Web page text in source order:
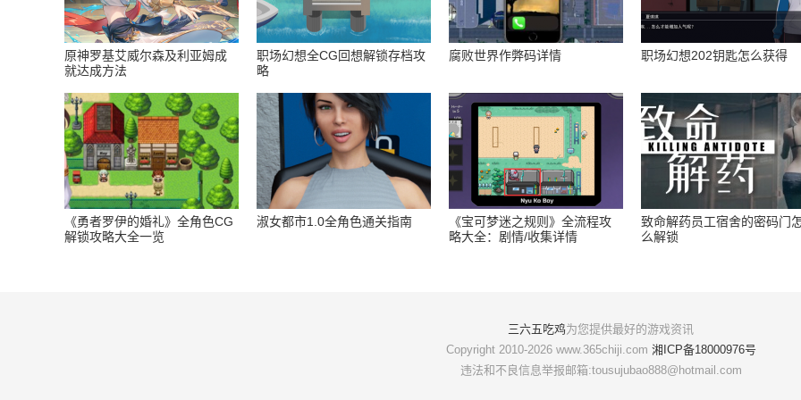
原神罗基艾威尔森及利亚姆成
就达成方法
职场幻想全CG回想解锁存档攻
略
腐败世界作弊码详情 职场幻想202钥匙怎么获得
《勇者罗伊的婚礼》全角色CG
解锁攻略大全一览
淑女都市1.0全角色通关指南
《宝可梦迷之规则》全流程攻
略大全：剧情/收集详情
致命解药员工宿舍的密码门
么解锁
三六五吃鸡为您提供最好的游戏资讯
Copyright 2010-2026 www.365chiji.com 湘ICP备18000976号
违法和不良信息举报邮箱:tousujubao888@hotmail.com